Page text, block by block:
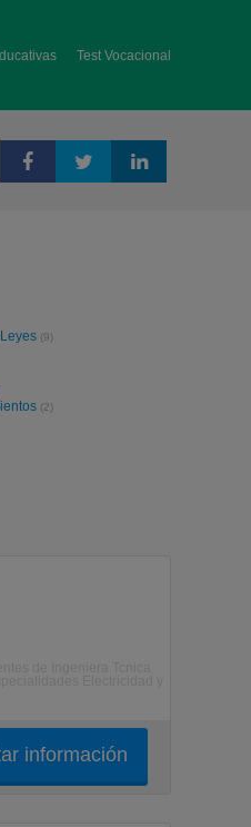
Test Vocacional
(9)
(2)
información